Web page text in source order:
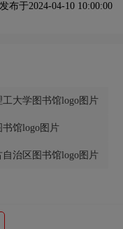
发布于2024-04-10 10:00:00
工大学图书馆logo图片
书馆logo图片
自治区图书馆logo图片